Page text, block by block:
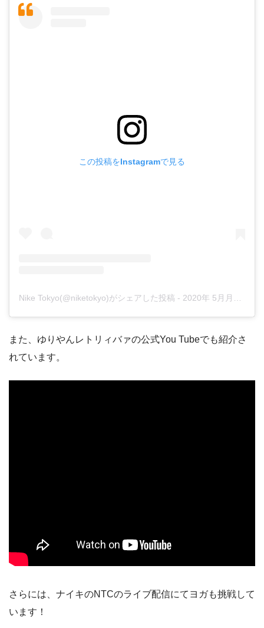
この投稿をInstagramで見る
Nike Tokyo(@niketokyo)がシェアした投稿 - 2020年 5月月29日午前4時48分PDT
また、ゆりやんレトリィバァの公式You Tubeでも紹介さ
れています。
さらには、ナイキのNTCのライブ配信にてヨガも挑戦して
います！